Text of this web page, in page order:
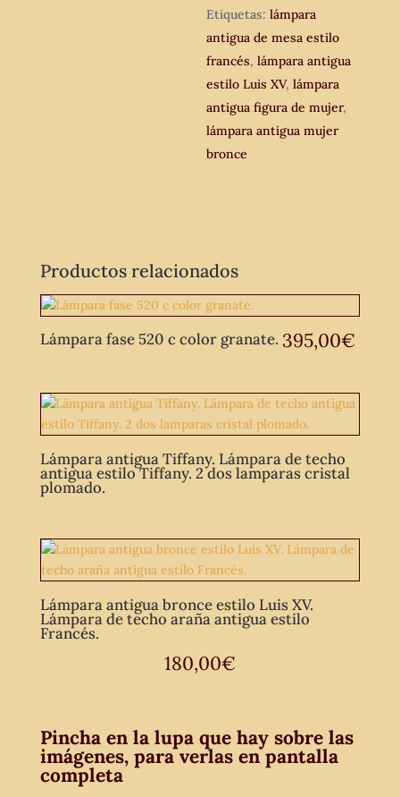
francés.
cantidad
Etiquetas:lámpara
antigua de mesa estilo
francés,lámpara antigua
estilo Luis XV,lámpara
antigua figura de mujer,
lámpara antigua mujer
bronce
Productos relacionados
Lámpara fase 520 c color granate. 395,00€
Lámpara antigua Tiffany. Lámpara de techo
antigua estilo Tiffany. 2 dos lamparas cristal
plomado.
Lámpara antigua bronce estilo Luis XV.
Lámpara de techo araña antigua estilo
Francés.
180,00€
Pincha en la lupa que hay sobre las
imágenes, para verlas en pantalla
completa